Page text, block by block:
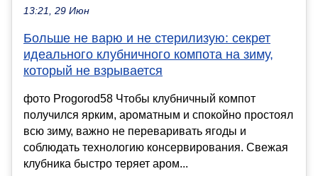
13:21, 29 Июн
Больше не варю и не стерилизую: секрет
идеального клубничного компота на зиму,
который не взрывается
фото Progorod58 Чтобы клубничный компот
получился ярким, ароматным и спокойно простоял
всю зиму, важно не переваривать ягоды и
соблюдать технологию консервирования. Свежая
клубника быстро теряет аром...